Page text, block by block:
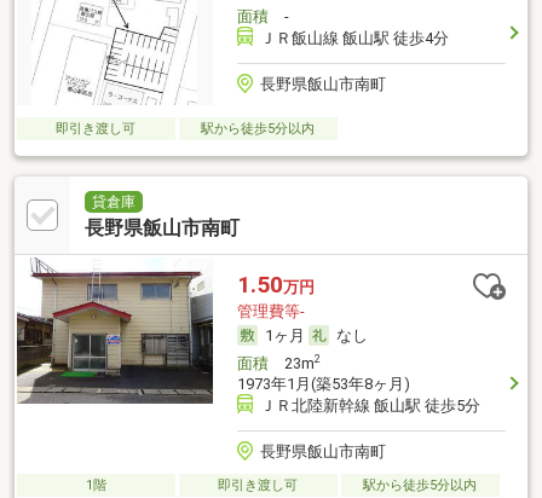
面積-
ＪＲ飯山線 飯山駅 徒歩4分
長野県飯山市南町
即引き渡し可 駅から徒歩5分以内
貸倉庫
長野県飯山市南町
1.50万円
管理費等-
1ヶ月
なし
面積23m2
1973年1月(築53年8ヶ月)
ＪＲ北陸新幹線 飯山駅 徒歩5分
長野県飯山市南町
1階 即引き渡し可 駅から徒歩5分以内